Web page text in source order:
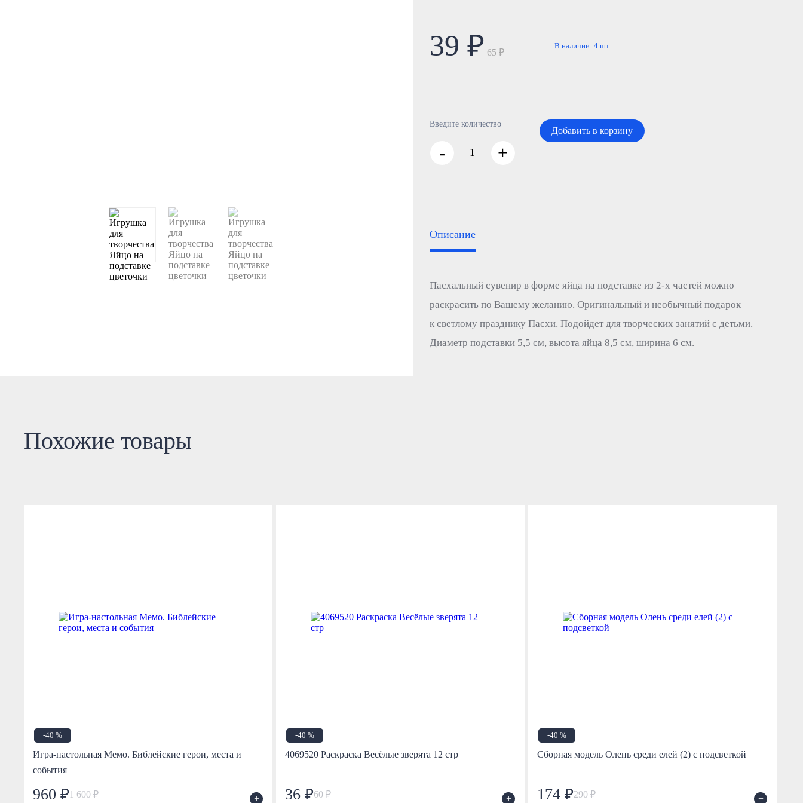
39 ₽ 65 ₽
В наличии: 4 шт.
Введите количество
- +
Добавить в корзину
Описание
Пасхальный сувенир в форме яйца на подставке из 2-х частей можно
раскрасить по Вашему желанию. Оригинальный и необычный подарок
к светлому празднику Пасхи. Подойдет для творческих занятий с детьми.
Диаметр подставки 5,5 см, высота яйца 8,5 см, ширина 6 см.
Похожие товары
-40 %
Игра-настольная Мемо. Библейские герои, места и
события
960 ₽1 600 ₽ +
-40 %
4069520 Раскраска Весёлые зверята 12 стр
36 ₽60 ₽ +
-40 %
Сборная модель Олень среди елей (2) с подсветкой
174 ₽290 ₽ +